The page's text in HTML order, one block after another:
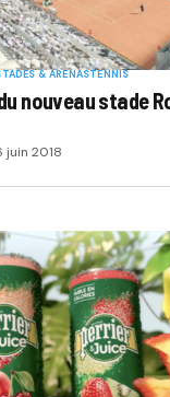
& ARENASTENNIS
nouveau stade
juin 2018